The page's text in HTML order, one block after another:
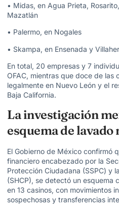
• Midas, en Agua Prieta,
Mazatlán
• Palermo, en Nogales
• Skampa, en Ensenada y
En total, 20 empresas y 7
OFAC, mientras que doce de las
legalmente en Nuevo León y el
Baja California.
La investigación
esquema de lavado
El Gobierno de México confirmó
financiero encabezado por la
Protección Ciudadana (SSPC) y
(SHCP), se detectó un esquema
en 13 casinos, con movimientos
sospechosas y transferencias